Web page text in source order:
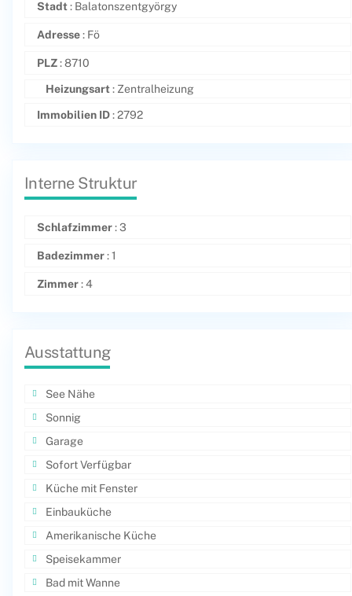
Stadt: Balatonszentgyörgy
Adresse: Fö
PLZ: 8710
Heizungsart: Zentralheizung
Immobilien ID: 2792
Interne Struktur
Schlafzimmer: 3
Badezimmer: 1
Zimmer: 4
Ausstattung
See Nähe
Sonnig
Garage
Sofort Verfügbar
Küche mit Fenster
Einbauküche
Amerikanische Küche
Speisekammer
Bad mit Wanne